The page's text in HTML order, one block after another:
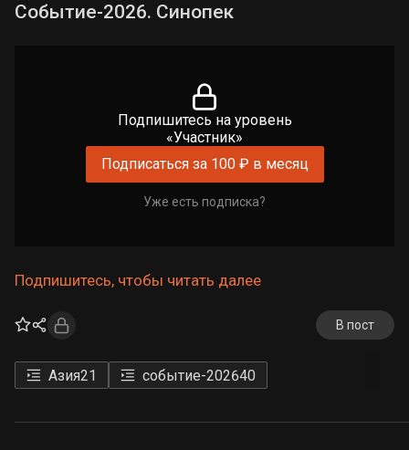
Событие-2026. Синопек
Подпишитесь на уровень
«Участник»
Подписаться за 100 ₽ в месяц
Уже есть подписка?
Подпишитесь, чтобы читать далее
В пост
Азия21 событие-202640